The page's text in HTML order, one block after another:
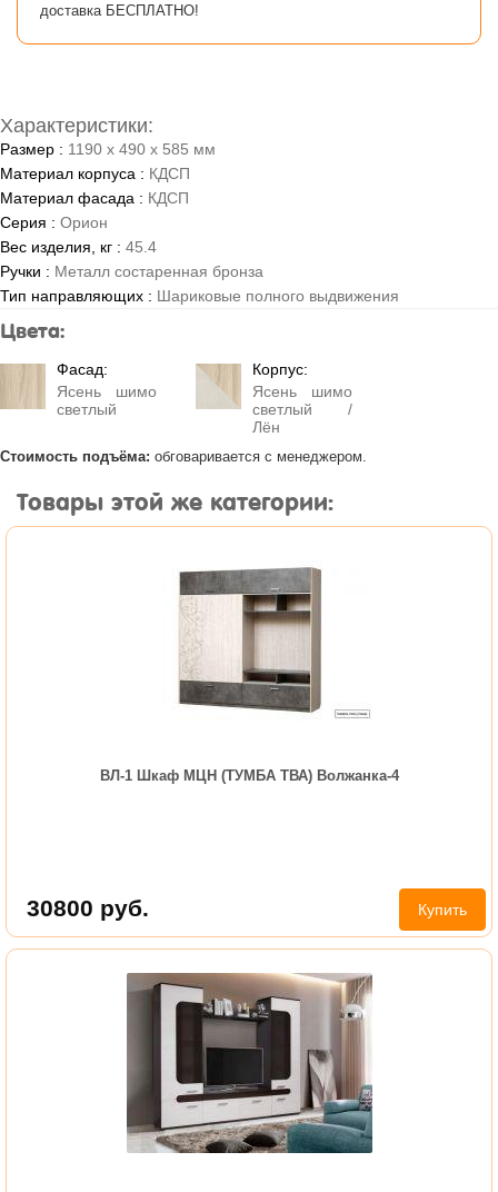
доставка БЕСПЛАТНО!
Характеристики:
Размер : 1190 x 490 x 585 мм
Материал корпуса : КДСП
Материал фасада : КДСП
Серия : Орион
Вес изделия, кг : 45.4
Ручки : Металл состаренная бронза
Тип направляющих : Шариковые полного выдвижения
Цвета:
Фасад:
Ясень шимо
светлый
Корпус:
Ясень шимо
светлый /
Лён
Стоимость подъёма: обговаривается с менеджером.
Товары этой же категории:
ВЛ-1 Шкаф МЦН (ТУМБА ТВА) Волжанка-4
30800 руб. Купить